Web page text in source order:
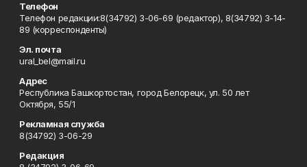
Телефон
Телефон редакции:8(34792) 3-06-69 (редактор), 8(34792) 3-14-
89 (корреспонденты)
Эл. почта
ural_bel@mail.ru
Адрес
Республика Башкортостан, город Белорецк, ул. 50 лет
Октября, 55/1
Рекламная служба
8(34792) 3-06-29
Редакция